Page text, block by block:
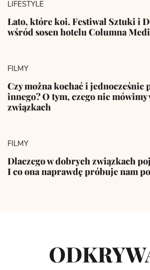
LIFESTYLE
Lato, które koi. Festiwal Sztuki i
wśród sosen hotelu Columna
FILMY
Czy można kochać i jednocześnie
innego? O tym, czego nie
związkach
FILMY
Dlaczego w dobrych związkach
I co ona naprawdę próbuje nam